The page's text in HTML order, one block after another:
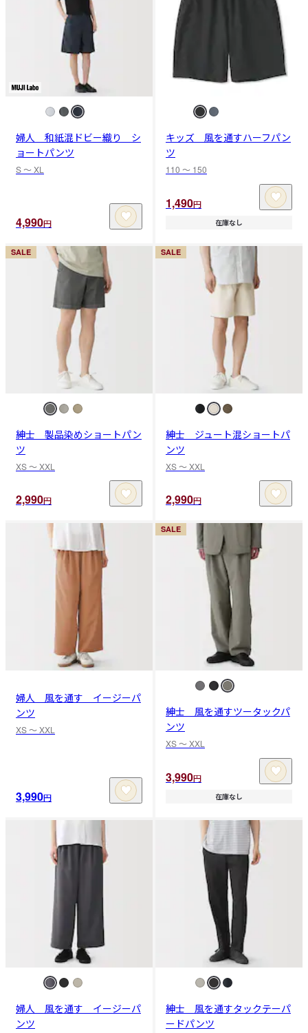
婦人 和紙混ドビー織り シ
ョートパンツ
S 〜 XL
4,990円
キッズ 風を通すハーフパン
ツ
110 〜 150
1,490円
在庫なし
SALE
紳士 製品染めショートパン
ツ
XS 〜 XXL
2,990円
SALE
紳士 ジュート混ショートパ
ンツ
XS 〜 XXL
2,990円
婦人 風を通す イージーパ
ンツ
XS 〜 XXL
3,990円
SALE
紳士 風を通すツータックパ
ンツ
XS 〜 XXL
3,990円
在庫なし
婦人 風を通す イージーパ
ンツ
紳士 風を通すタックテーパ
ードパンツ